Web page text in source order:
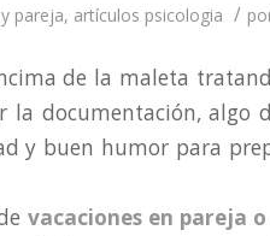
pareja, artículos psicologia /
de la maleta
la documentación, algo
y buen humor para
vacaciones en pareja